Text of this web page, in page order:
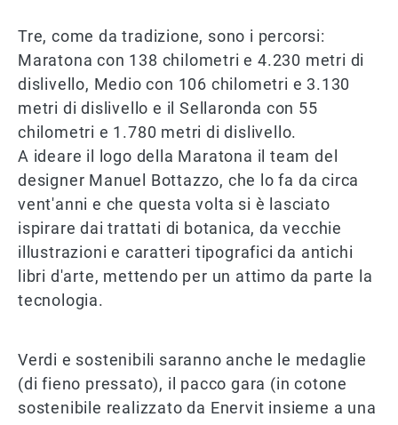
Tre, come da tradizione, sono i percorsi:
Maratona con 138 chilometri e 4.230 metri di
dislivello, Medio con 106 chilometri e 3.130
metri di dislivello e il Sellaronda con 55
chilometri e 1.780 metri di dislivello.
A ideare il logo della Maratona il team del
designer Manuel Bottazzo, che lo fa da circa
vent'anni e che questa volta si è lasciato
ispirare dai trattati di botanica, da vecchie
illustrazioni e caratteri tipografici da antichi
libri d'arte, mettendo per un attimo da parte la
tecnologia.
Verdi e sostenibili saranno anche le medaglie
(di fieno pressato), il pacco gara (in cotone
sostenibile realizzato da Enervit insieme a una